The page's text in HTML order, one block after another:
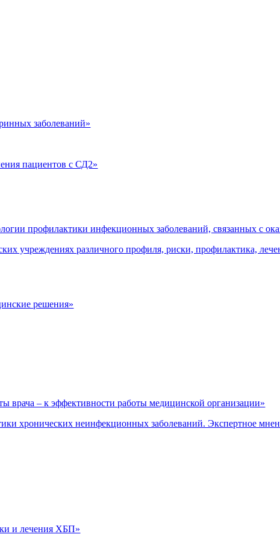
заболеваний»
пациентов с СД2»
профилактики инфекционных заболеваний, связанных с
учреждениях различного профиля, риски, профилактика,
решения»
– к эффективности работы медицинской организации»
хронических неинфекционных заболеваний. Экспертное
и лечения ХБП»